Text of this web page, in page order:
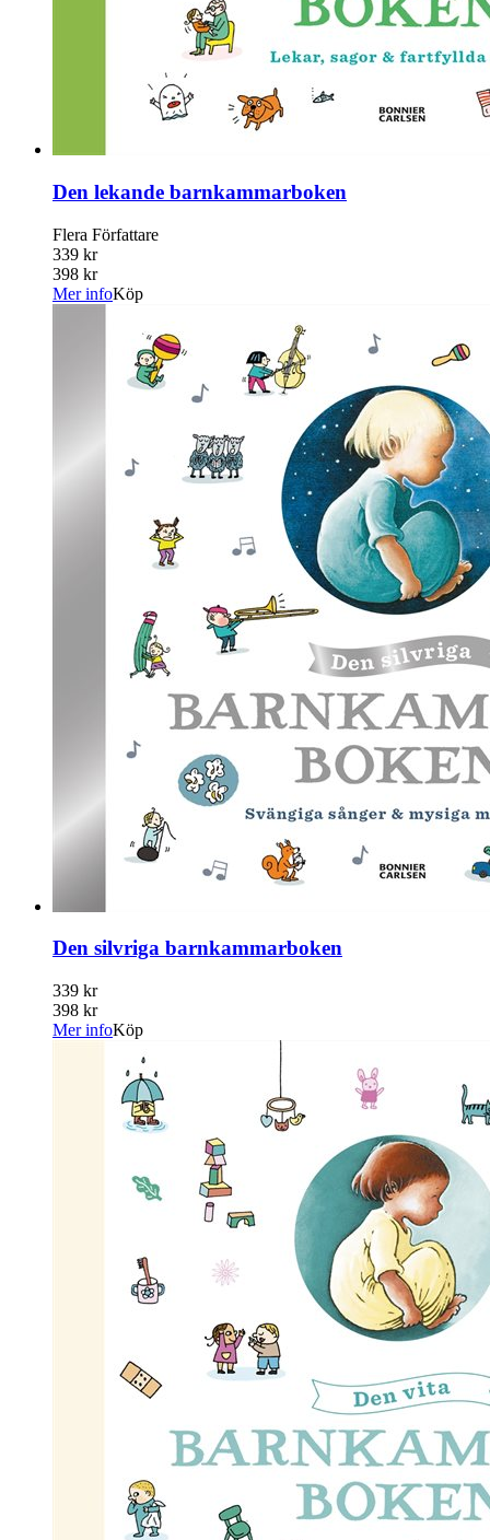
Den lekande barnkammarboken
Flera Författare
339 kr
398 kr
Mer infoKöp
Den silvriga barnkammarboken
339 kr
398 kr
Mer infoKöp